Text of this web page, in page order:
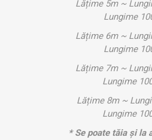
Lățime 5m ~ Lungime
Lungime
Lățime 6m ~ Lungime
Lungime
Lățime 7m ~ Lungime
Lungime
Lățime 8m ~ Lungime
Lungime
* Se poate tăia și la